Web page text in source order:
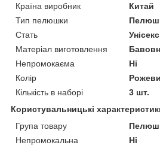
Країна виробник
Китай
Тип пелюшки
Стать
Унісекс
Матеріал виготовлення
Непромокаєма
Ні
Колір
Кількість в наборі
3 шт.
Користувальницькі
Група товару
Непромокальна
Ні